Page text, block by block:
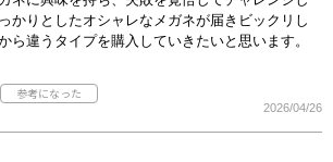
かりとしたオシャレなメガネが届きビックリし
ら違うタイプを購入していきたいと思います。
2026/04/26